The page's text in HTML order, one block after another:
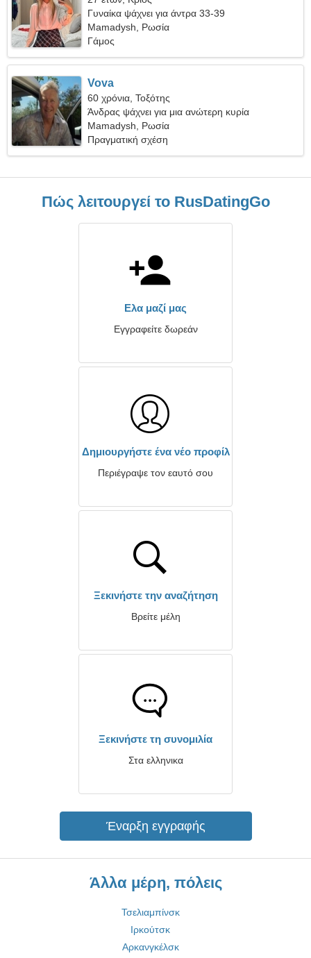
Γυναίκα ψάχνει για άντρα 33-39
Mamadysh, Ρωσία
Γάμος
Vova
60 χρόνια, Τοξότης
Άνδρας ψάχνει για μια ανώτερη κυρία
Mamadysh, Ρωσία
Πραγματική σχέση
Πώς λειτουργεί το RusDatingGo
Ελα μαζί μας
Εγγραφείτε δωρεάν
Δημιουργήστε ένα νέο προφίλ
Περιέγραψε τον εαυτό σου
Ξεκινήστε την αναζήτηση
Βρείτε μέλη
Ξεκινήστε τη συνομιλία
Στα ελληνικα
Έναρξη εγγραφής
Άλλα μέρη, πόλεις
Τσελιαμπίνσκ
Ιρκούτσκ
Αρκανγκέλσκ